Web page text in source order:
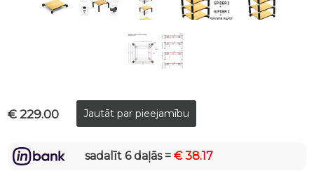
€ 229.00
sadalīt 6 daļās =€ 38.17